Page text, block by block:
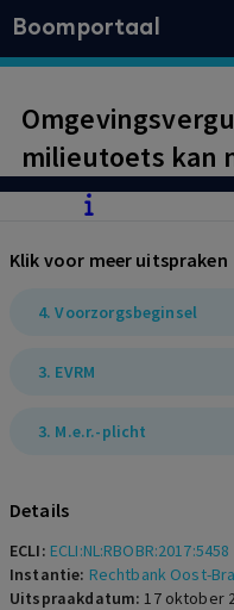
Boomportaal
milieutoets kan
geweigerd met
invulling van
Klik voor meer uitspraken
4. Voorzorgsbeginsel
3. EVRM
3. M.e.r.-plicht
Details
ECLI: ECLI:NL:RBOBR:2017:5458
Instantie: Rechtbank Oost-
Uitspraakdatum:17 oktober